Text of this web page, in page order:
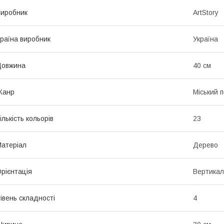
ArtStory
виробник Україна
40 см
Міський
кольорів 23
Дерево
складності 4